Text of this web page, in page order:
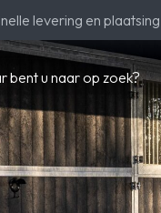
levering en plaatsing